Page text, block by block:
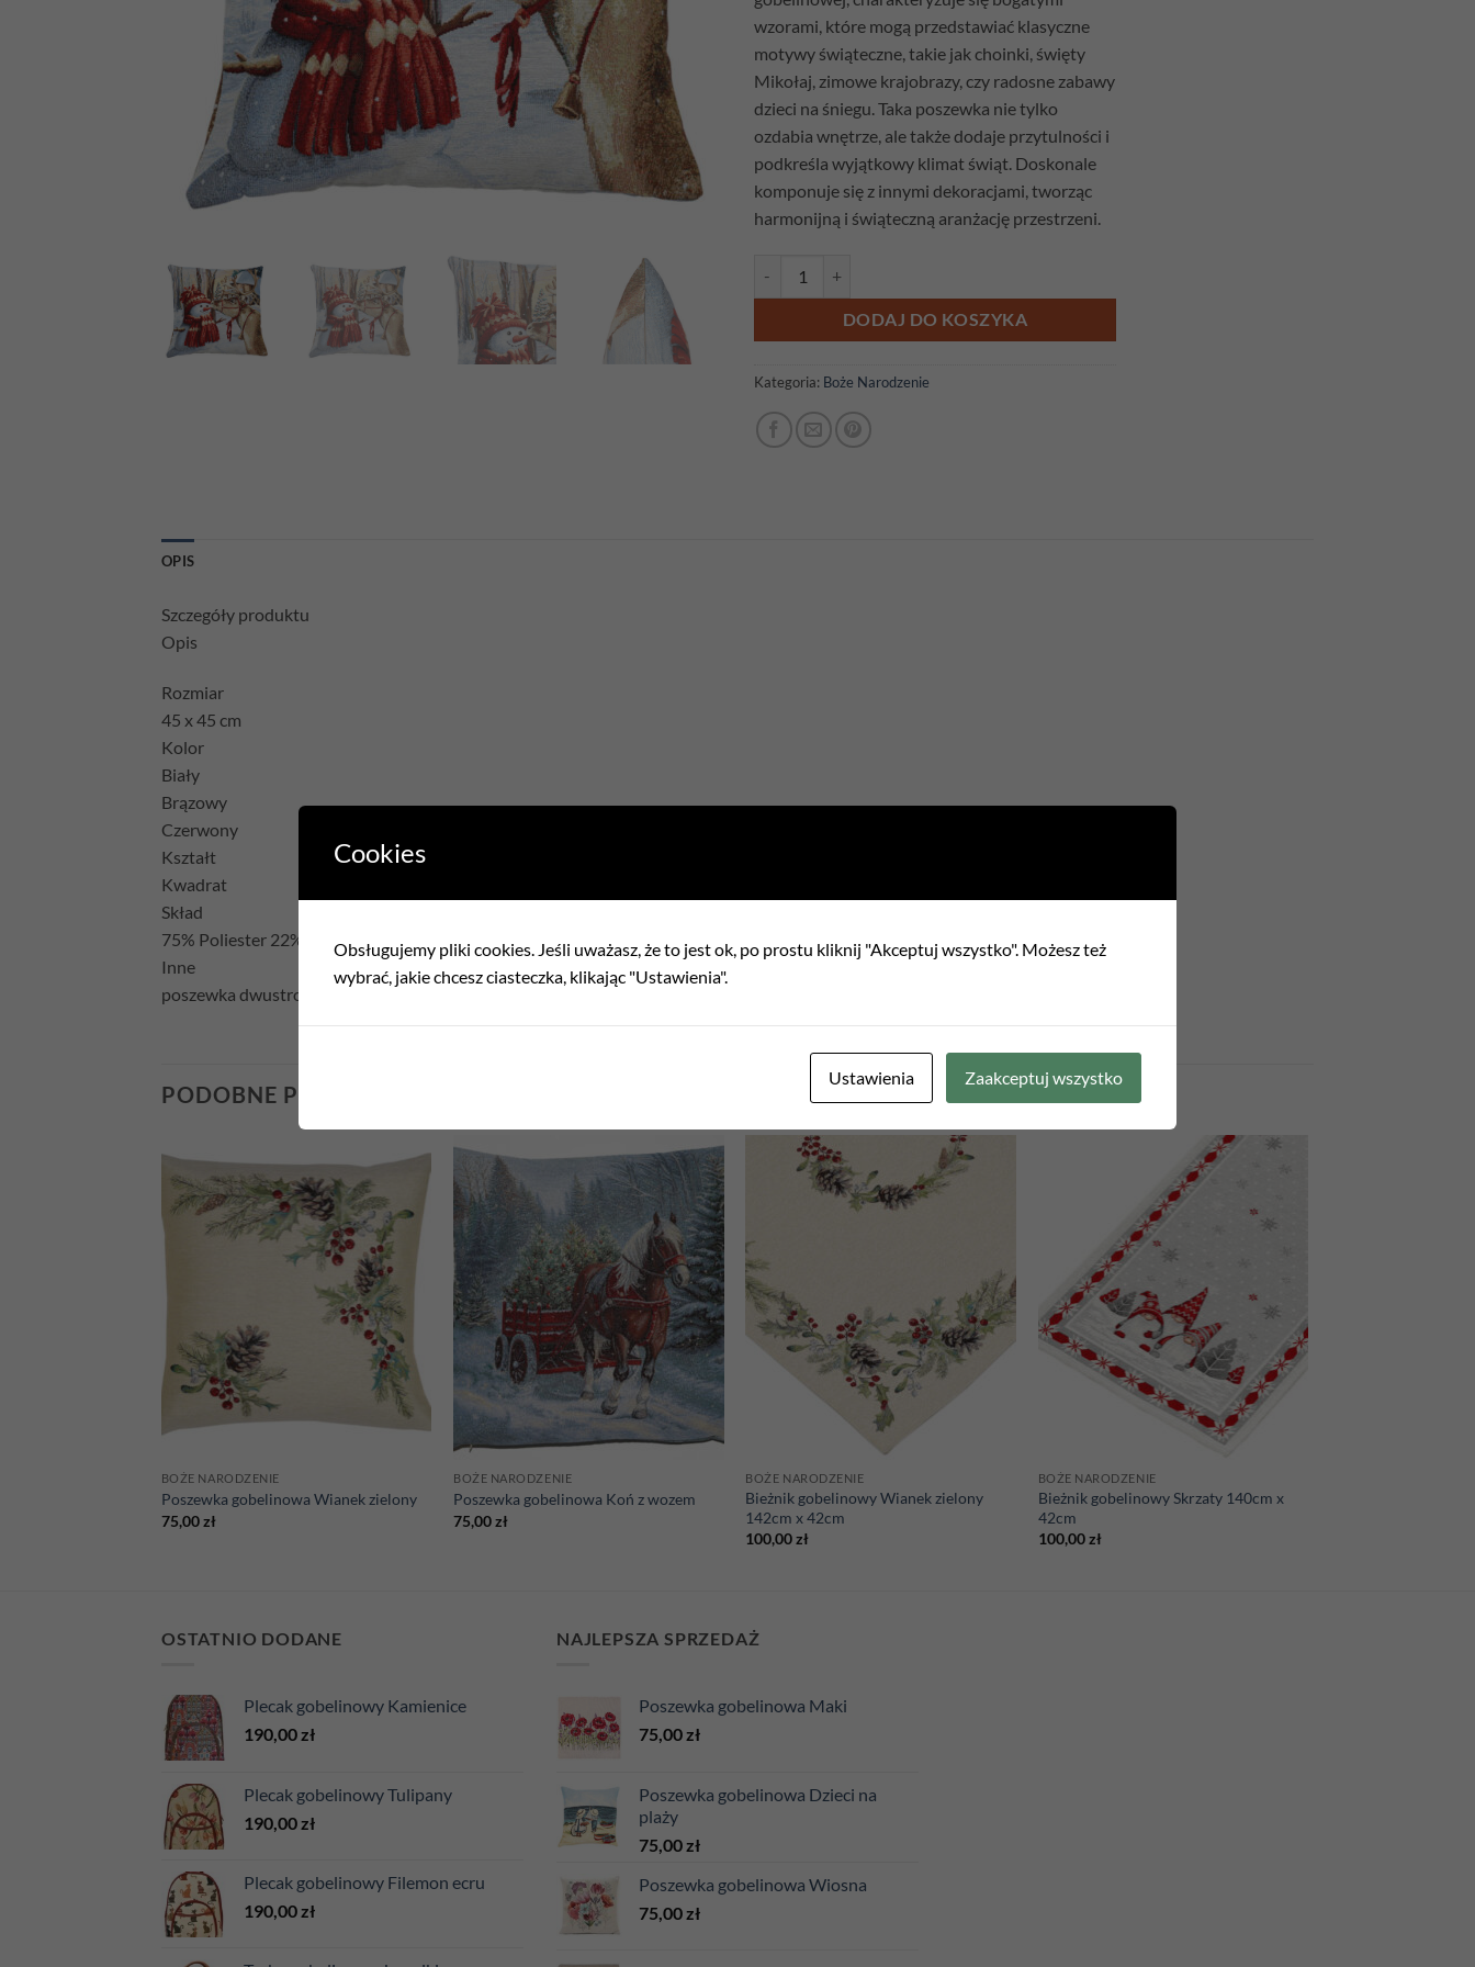
wzorami, które mogą przedstawiać klasyczne
motywy świąteczne, takie jak choinki, święty
Mikołaj, zimowe krajobrazy, czy radosne zabawy
dzieci na śniegu. Taka poszewka nie tylko
ozdabia wnętrze, ale także dodaje przytulności i
podkreśla wyjątkowy klimat świąt. Doskonale
komponuje się z innymi dekoracjami, tworząc
harmonijną i świąteczną aranżację przestrzeni.
DODAJ DO KOSZYKA
Kategoria: Boże Narodzenie
OPIS
Szczegóły produktu
Opis
Rozmiar
45 x 45 cm
Kolor
Biały
Brązowy
Czerwony
Kształt
Kwadrat
Skład
75% Poliester 22% Bawełna 3% Akryl
Inne
poszewka dwustronna
PODOBNE PRODUKTY
Add to
wishlist
BOŻE NARODZENIE
Poszewka gobelinowa Wianek zielony
75,00zł
Add to
wishlist
BOŻE NARODZENIE
Poszewka gobelinowa Koń z wozem
75,00zł
BOŻE NARODZENIE
Bieżnik gobelinowy Wianek zielony
142cm x 42cm
100,00zł
wishlist
BOŻE NARODZENIE
Bieżnik gobelinowy Skrzaty 140cm x
42cm
100,00zł
OSTATNIO DODANE
Plecak gobelinowy Kamienice
190,00 zł
Plecak gobelinowy Tulipany
190,00 zł
Plecak gobelinowy Filemon ecru
190,00 zł
NAJLEPSZA SPRZEDAŻ
Poszewka gobelinowa Maki
75,00 zł
Poszewka gobelinowa Dzieci na
plaży
75,00 zł
Poszewka gobelinowa Wiosna
75,00 zł
Cookies
Obsługujemy pliki cookies. Jeśli uważasz, że to jest ok, po prostu kliknij "Akceptuj wszystko". Możesz też
wybrać, jakie chcesz ciasteczka, klikając "Ustawienia".
Ustawienia Zaakceptuj wszystko